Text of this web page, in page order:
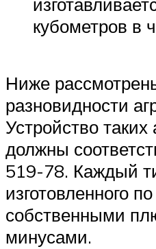
кубометров в
Ниже
разновидности
Устройство таких
должны
519-78. Каждый
изготовленного
собственными
минусами.